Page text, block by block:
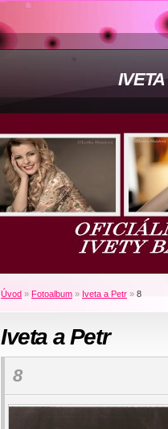
Úvod » Fotoalbum » Iveta a Petr » 8
Iveta a Petr
8